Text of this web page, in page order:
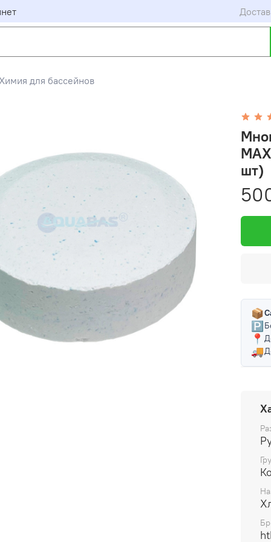
Химия для бассейнов
шт)
📦
🅿️
📍
🚚